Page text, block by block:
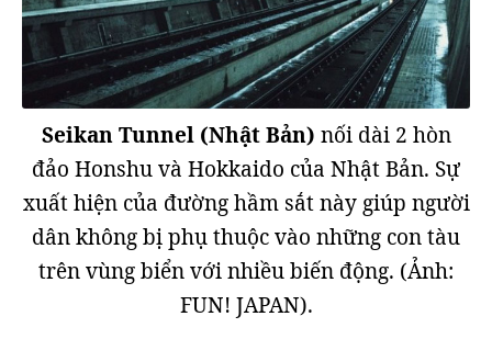
Seikan Tunnel (Nhật Bản) nối dài 2 hòn
đảo Honshu và Hokkaido của Nhật Bản. Sự
xuất hiện của đường hầm sắt này giúp người
dân không bị phụ thuộc vào những con tàu
trên vùng biển với nhiều biến động. (Ảnh:
FUN! JAPAN).